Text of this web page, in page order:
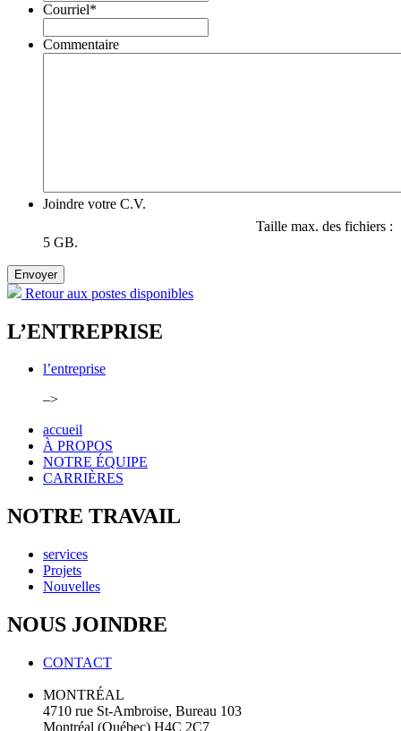
Courriel*
Commentaire
Joindre votre C.V.
Taille max. des fichiers :
5 GB.
Envoyer
Retour aux postes disponibles
L’ENTREPRISE
l’entreprise
–>
accueil
À PROPOS
NOTRE ÉQUIPE
CARRIÈRES
NOTRE TRAVAIL
services
Projets
Nouvelles
NOUS JOINDRE
CONTACT
MONTRÉAL
4710 rue St-Ambroise, Bureau 103
Montréal (Québec) H4C 2C7